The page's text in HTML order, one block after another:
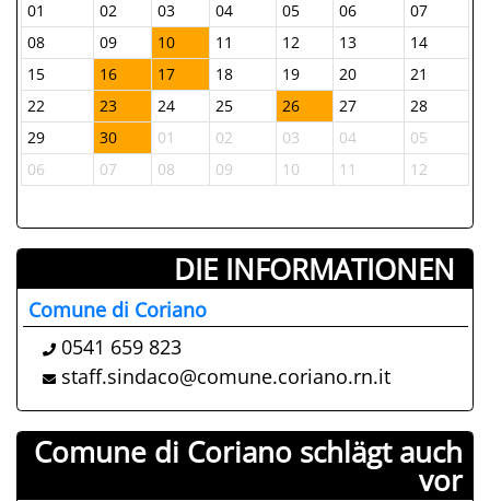
01 02 03 04 05 06
07
08
09 10 11 12 13
14
15
16 17 18 19 20
21
22
23 24 25 26 27
28
29
30 01 02 03 04
05
06
07 08 09 10 11 12
DIE INFORMATIONEN ­
Comune di Coriano
0541 659 823
staff.sindaco@comune.coriano.rn.it
Comune di Coriano schlägt auch
vor